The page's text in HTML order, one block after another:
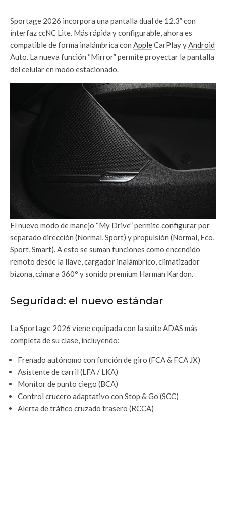
Sportage 2026 incorpora una pantalla dual de 12.3” con
interfaz ccNC Lite. Más rápida y configurable, ahora es
compatible de forma inalámbrica con AppleCarPlay yAndroid
Auto. La nueva función “Mirror” permite proyectar la pantalla
del celular en modo estacionado.
El nuevo modo de manejo “My Drive” permite configurar por
separado dirección (Normal, Sport) y propulsión (Normal, Eco,
Sport, Smart). A esto se suman funciones como encendido
remoto desde la llave, cargador inalámbrico, climatizador
bizona, cámara 360° y sonido premium Harman Kardon.
Seguridad: el nuevo estándar
La Sportage 2026 viene equipada con la suite ADAS más
completa de su clase, incluyendo:
Frenado autónomo con función de giro (FCA & FCA JX)
Asistente de carril (LFA / LKA)
Monitor de punto ciego (BCA)
Control crucero adaptativo con Stop & Go (SCC)
Alerta de tráfico cruzado trasero (RCCA)